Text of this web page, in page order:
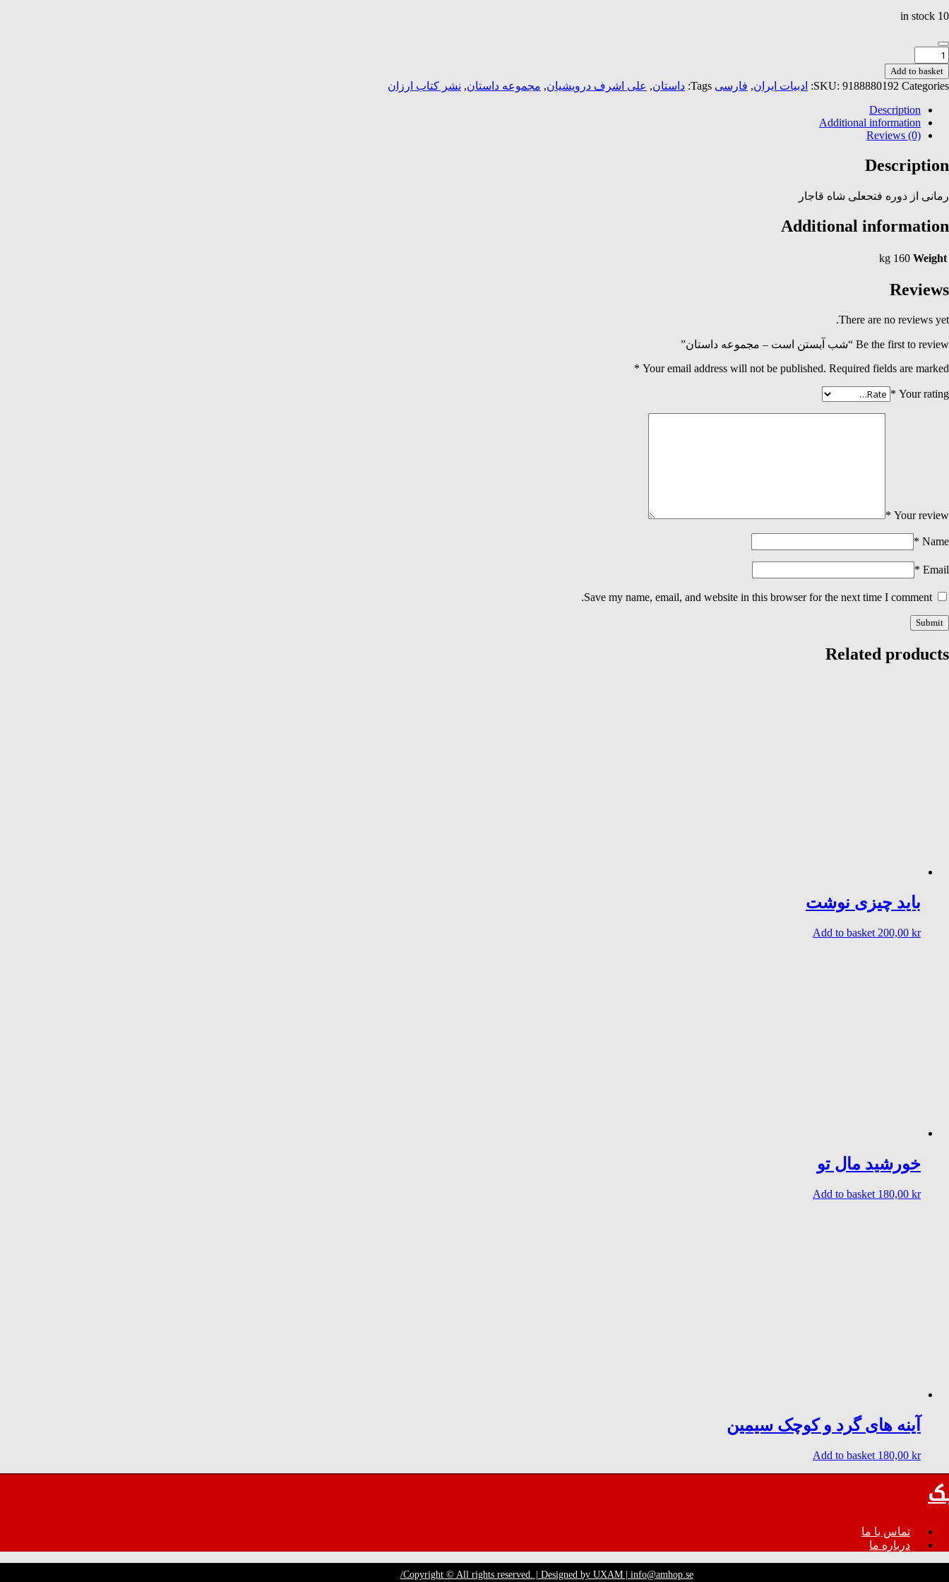
10 in stock
شب
آبستن
است
-
مجموعه
داستان
quantity
Add to basket
SKU: 9188880192 Categories: ادبیات ایران, فارسی Tags: داستان, علی اشرف درویشیان, مجموعه داستان, نشر کتاب ارزان
Description
Additional information
Reviews (0)
Description
رمانی از دوره فتحعلی شاه قاجار
Additional information
Weight
160 kg
Reviews
There are no reviews yet.
Be the first to review “شب آبستن است – مجموعه داستان”
Your email address will not be published. Required fields are marked
*
Your rating
*
Your review
*
Name
*
Email
*
Save my name, email, and website in this browser for the next time I comment.
Related products
باید چیزی نوشت
200,00 kr
Add to basket
خورشید مال تو
180,00 kr
Add to basket
آینه های گرد و کوچک سیمین
180,00 kr
Add to basket
تماس با ما
درباره ما
Copyright © All rights reserved. | Designed by UXAM | info@amhop.se/